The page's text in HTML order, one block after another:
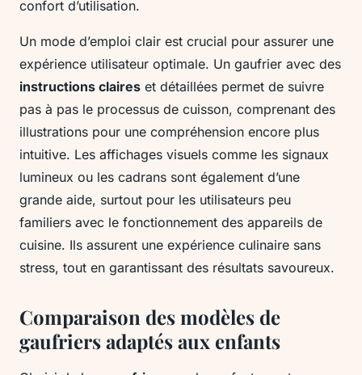
confort d’utilisation.
Un mode d’emploi clair est crucial pour assurer une
expérience utilisateur optimale. Un gaufrier avec des
instructions claires et détaillées permet de suivre
pas à pas le processus de cuisson, comprenant des
illustrations pour une compréhension encore plus
intuitive. Les affichages visuels comme les signaux
lumineux ou les cadrans sont également d’une
grande aide, surtout pour les utilisateurs peu
familiers avec le fonctionnement des appareils de
cuisine. Ils assurent une expérience culinaire sans
stress, tout en garantissant des résultats savoureux.
Comparaison des modèles de
gaufriers adaptés aux enfants